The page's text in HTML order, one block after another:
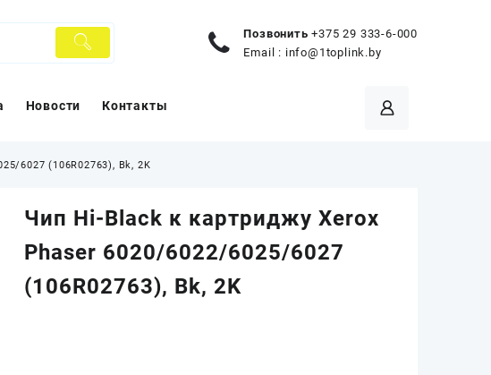
Позвонить +375 29 333-6-000
Email : info@1toplink.by
Новости Контакты
6027 (106R02763), Bk, 2K
Чип Hi-Black к картриджу Xerox
Phaser 6020/6022/6025/6027
(106R02763), Bk, 2K